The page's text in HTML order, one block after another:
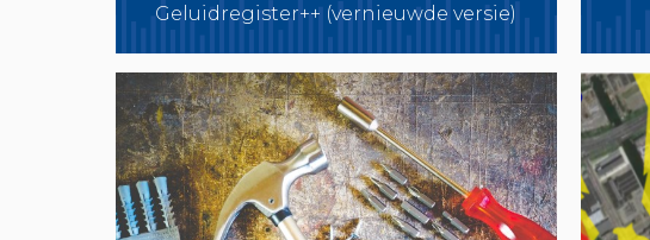
Geluidregister++ (vernieuwde versie)